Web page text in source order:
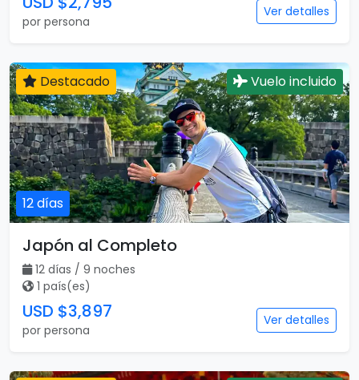
por persona
Ver detalles
12 días
Destacado Vuelo incluido
Japón al Completo
12 días / 9 noches
1 país(es)
USD $3,897
por persona
Ver detalles